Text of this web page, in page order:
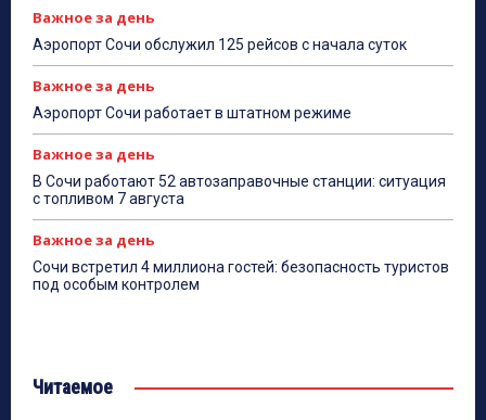
Важное за день
Аэропорт Сочи обслужил 125 рейсов с начала суток
Важное за день
Аэропорт Сочи работает в штатном режиме
Важное за день
В Сочи работают 52 автозаправочные станции: ситуация
с топливом 7 августа
Важное за день
Сочи встретил 4 миллиона гостей: безопасность туристов
под особым контролем
Читаемое